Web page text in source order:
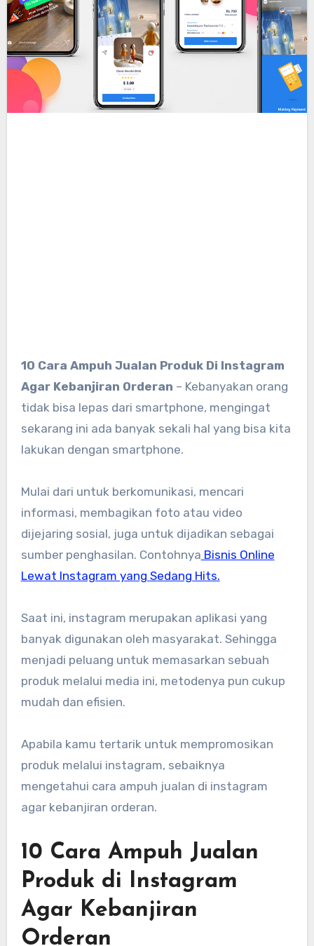
10 Cara Ampuh Jualan Produk Di Instagram
Agar Kebanjiran Orderan – Kebanyakan orang
tidak bisa lepas dari smartphone, mengingat
sekarang ini ada banyak sekali hal yang bisa kita
lakukan dengan smartphone.
Mulai dari untuk berkomunikasi, mencari
informasi, membagikan foto atau video
dijejaring sosial, juga untuk dijadikan sebagai
sumber penghasilan. Contohnya Bisnis Online
Lewat Instagram yang Sedang Hits.
Saat ini, instagram merupakan aplikasi yang
banyak digunakan oleh masyarakat. Sehingga
menjadi peluang untuk memasarkan sebuah
produk melalui media ini, metodenya pun cukup
mudah dan efisien.
Apabila kamu tertarik untuk mempromosikan
produk melalui instagram, sebaiknya
mengetahui cara ampuh jualan di instagram
agar kebanjiran orderan.
10 Cara Ampuh Jualan
Produk di Instagram
Agar Kebanjiran
Orderan